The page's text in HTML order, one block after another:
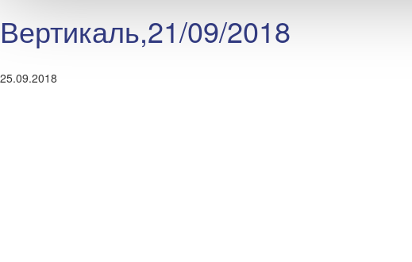
Вертикаль,21/09/2018
25.09.2018